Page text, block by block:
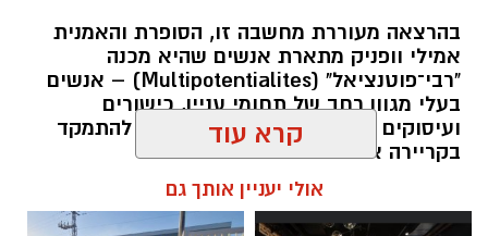
בהרצאה מעוררת מחשבה זו, הסופרת והאמנית
אמילי וופניק מתארת אנשים שהיא מכנה
"רבי־פוטנציאל" (Multipotentialites) – אנשים
בעלי מגוון רחב של תחומי עניין, כישורים
ועיסוקים שונים לאורך חייהם, במקום להתמקד
בקריירה אחת בלבד.
האם גם אתם כאלה?
קרא עוד
אולי יעניין אותך גם